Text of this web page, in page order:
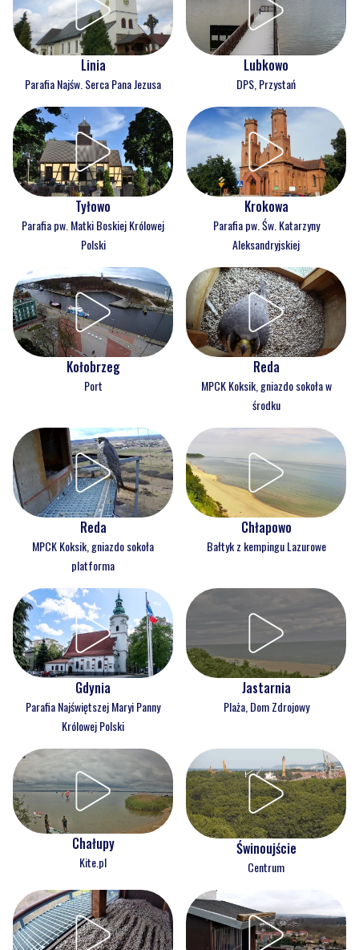
Linia
Parafia Najśw. Serca Pana Jezusa
Lubkowo
DPS, Przystań
Tyłowo
Parafia pw. Matki Boskiej Królowej
Polski
Krokowa
Parafia pw. Św. Katarzyny
Aleksandryjskiej
Kołobrzeg
Port
Reda
MPCK Koksik, gniazdo sokoła w
środku
Reda
MPCK Koksik, gniazdo sokoła
platforma
Chłapowo
Bałtyk z kempingu Lazurowe
Gdynia
Parafia Najświętszej Maryi Panny
Królowej Polski
Jastarnia
Plaża, Dom Zdrojowy
Chałupy
Kite.pl
Świnoujście
Centrum